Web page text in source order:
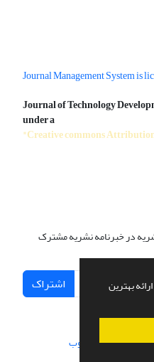
بهترین
Journal of Technology
under a
در خبرنامه نشریه مشترک
اشتراک
سازی از سیناوب